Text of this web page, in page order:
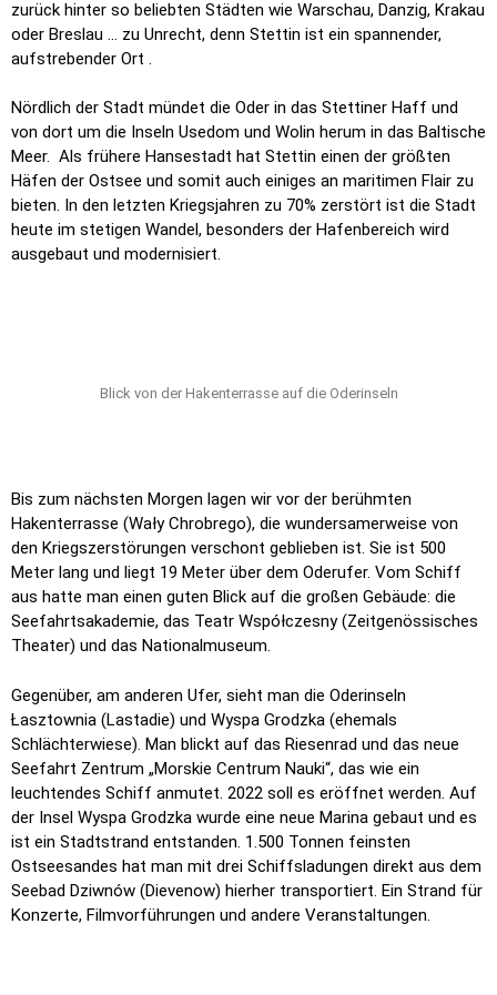
zurück hinter so beliebten Städten wie Warschau, Danzig, Krakau
oder Breslau … zu Unrecht, denn Stettin ist ein spannender,
aufstrebender Ort .
Nördlich der Stadt mündet die Oder in das Stettiner Haff und
von dort um die Inseln Usedom und Wolin herum in das Baltische
Meer. Als frühere Hansestadt hat Stettin einen der größten
Häfen der Ostsee und somit auch einiges an maritimen Flair zu
bieten. In den letzten Kriegsjahren zu 70% zerstört ist die Stadt
heute im stetigen Wandel, besonders der Hafenbereich wird
ausgebaut und modernisiert.
Blick von der Hakenterrasse auf die Oderinseln
Bis zum nächsten Morgen lagen wir vor der berühmten
Hakenterrasse (Wały Chrobrego), die wundersamerweise von
den Kriegszerstörungen verschont geblieben ist. Sie ist 500
Meter lang und liegt 19 Meter über dem Oderufer. Vom Schiff
aus hatte man einen guten Blick auf die großen Gebäude: die
Seefahrtsakademie, das Teatr Współczesny (Zeitgenössisches
Theater) und das Nationalmuseum.
Gegenüber, am anderen Ufer, sieht man die Oderinseln
Łasztownia (Lastadie) und Wyspa Grodzka (ehemals
Schlächterwiese). Man blickt auf das Riesenrad und das neue
Seefahrt Zentrum „Morskie Centrum Nauki“, das wie ein
leuchtendes Schiff anmutet. 2022 soll es eröffnet werden. Auf
der Insel Wyspa Grodzka wurde eine neue Marina gebaut und es
ist ein Stadtstrand entstanden. 1.500 Tonnen feinsten
Ostseesandes hat man mit drei Schiffsladungen direkt aus dem
Seebad Dziwnów (Dievenow) hierher transportiert. Ein Strand für
Konzerte, Filmvorführungen und andere Veranstaltungen.